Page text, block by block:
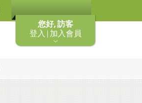
您好, 訪客
登入 | 加入會員